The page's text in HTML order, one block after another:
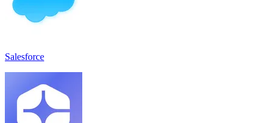
Salesforce